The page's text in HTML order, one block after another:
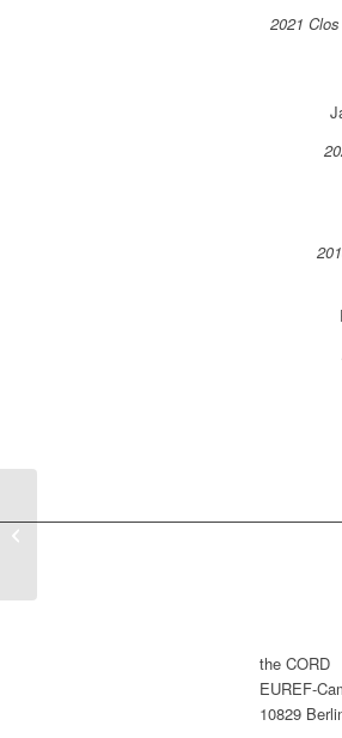
2021
the CORD
EUREF-
10829
reloaded“ – the CORD x